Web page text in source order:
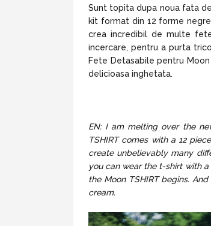
Sunt topita dupa noua fata
kit format din 12 forme
crea incredibil de multe
incercare, pentru a purta
Fete Detasabile pentru
delicioasa inghetata.
EN: I am melting over the
TSHIRT comes with a 12
create unbelievably many
you can wear the t-shirt with
the Moon TSHIRT begins.
cream.